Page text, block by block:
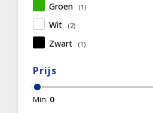
Groen (1)
Wit (2)
Zwart (1)
Prijs
Min: 0